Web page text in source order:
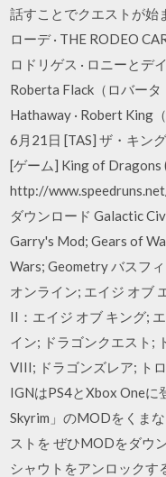
話すことでクエストが始
ローデ · THE RODEO
ロドリゲス · ロニーとデ
Roberta Flack（ロバー
Hathaway · Robert King
6月21日 [TAS] ザ・キン
[ゲーム] King of Dragons
http://
ダウンロード Galactic
Garry's Mod; Gears of
Wars; Geometry バスフ
オンライン; エイジ オブ
II：エイジ オブ キング;
イン; ドラゴンクエスト;
VIII; ドラゴンズレア; ト
IGNはPS4とXbox Oneに
Skyrim」のMODをくま
ストを ぜひMODをダウ
シャウトをアンロックす